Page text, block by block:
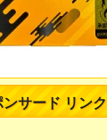
ンサード リンク